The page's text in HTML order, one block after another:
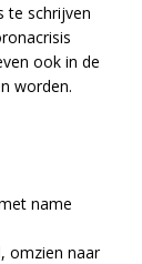
te schrijven
ook in de
worden.
name
omzien naar